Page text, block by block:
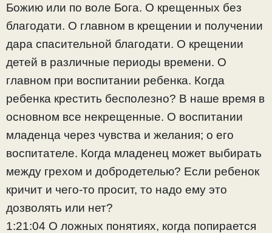
Божию или по воле Бога. О крещенных без
благодати. О главном в крещении и получении
дара спасительной благодати. О крещении
детей в различные периоды времени. О
главном при воспитании ребенка. Когда
ребенка крестить бесполезно? В наше время в
основном все некрещенные. О воспитании
младенца через чувства и желания; о его
воспитателе. Когда младенец может выбирать
между грехом и добродетелью? Если ребенок
кричит и чего-то просит, то надо ему это
дозволять или нет?
1:21:04 О ложных понятиях, когда попирается